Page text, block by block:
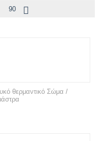
90
θερμαντικό Σώμα /